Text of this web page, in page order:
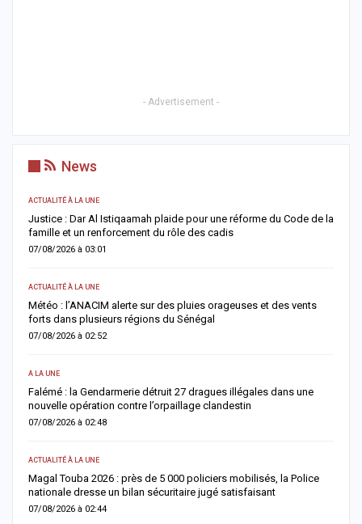
- Advertisement -
News
ACTUALITÉ À LA UNE
Justice : Dar Al Istiqaamah plaide pour une réforme du Code de la
famille et un renforcement du rôle des cadis
07/08/2026 à 03:01
ACTUALITÉ À LA UNE
Météo : l’ANACIM alerte sur des pluies orageuses et des vents
forts dans plusieurs régions du Sénégal
07/08/2026 à 02:52
A LA UNE
Falémé : la Gendarmerie détruit 27 dragues illégales dans une
nouvelle opération contre l’orpaillage clandestin
07/08/2026 à 02:48
ACTUALITÉ À LA UNE
Magal Touba 2026 : près de 5 000 policiers mobilisés, la Police
nationale dresse un bilan sécuritaire jugé satisfaisant
07/08/2026 à 02:44